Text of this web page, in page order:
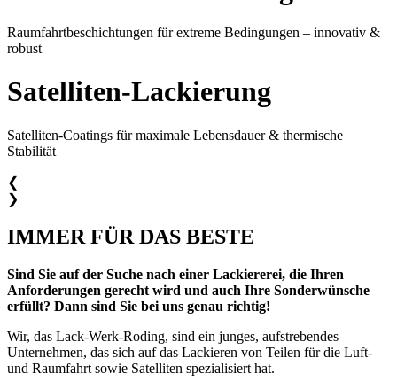
Raumfahrtbeschichtungen für extreme Bedingungen – innovativ &
robust
Satelliten-Lackierung
Satelliten-Coatings für maximale Lebensdauer & thermische
Stabilität
❮
❯
IMMER FÜR DAS BESTE
Sind Sie auf der Suche nach einer Lackiererei, die Ihren
Anforderungen gerecht wird und auch Ihre Sonderwünsche
erfüllt? Dann sind Sie bei uns genau richtig!
Wir, das Lack-Werk-Roding, sind ein junges, aufstrebendes
Unternehmen, das sich auf das Lackieren von Teilen für die Luft-
und Raumfahrt sowie Satelliten spezialisiert hat.